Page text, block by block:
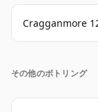
Cragganmore
その他のボトリング